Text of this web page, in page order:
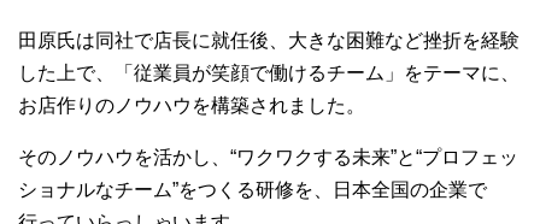
田原氏は同社で店長に就任後、大きな困難など挫折を経験
した上で、「従業員が笑顔で働けるチーム」をテーマに、
お店作りのノウハウを構築されました。
そのノウハウを活かし、“ワクワクする未来”と“プロフェッ
ショナルなチーム”をつくる研修を、日本全国の企業で